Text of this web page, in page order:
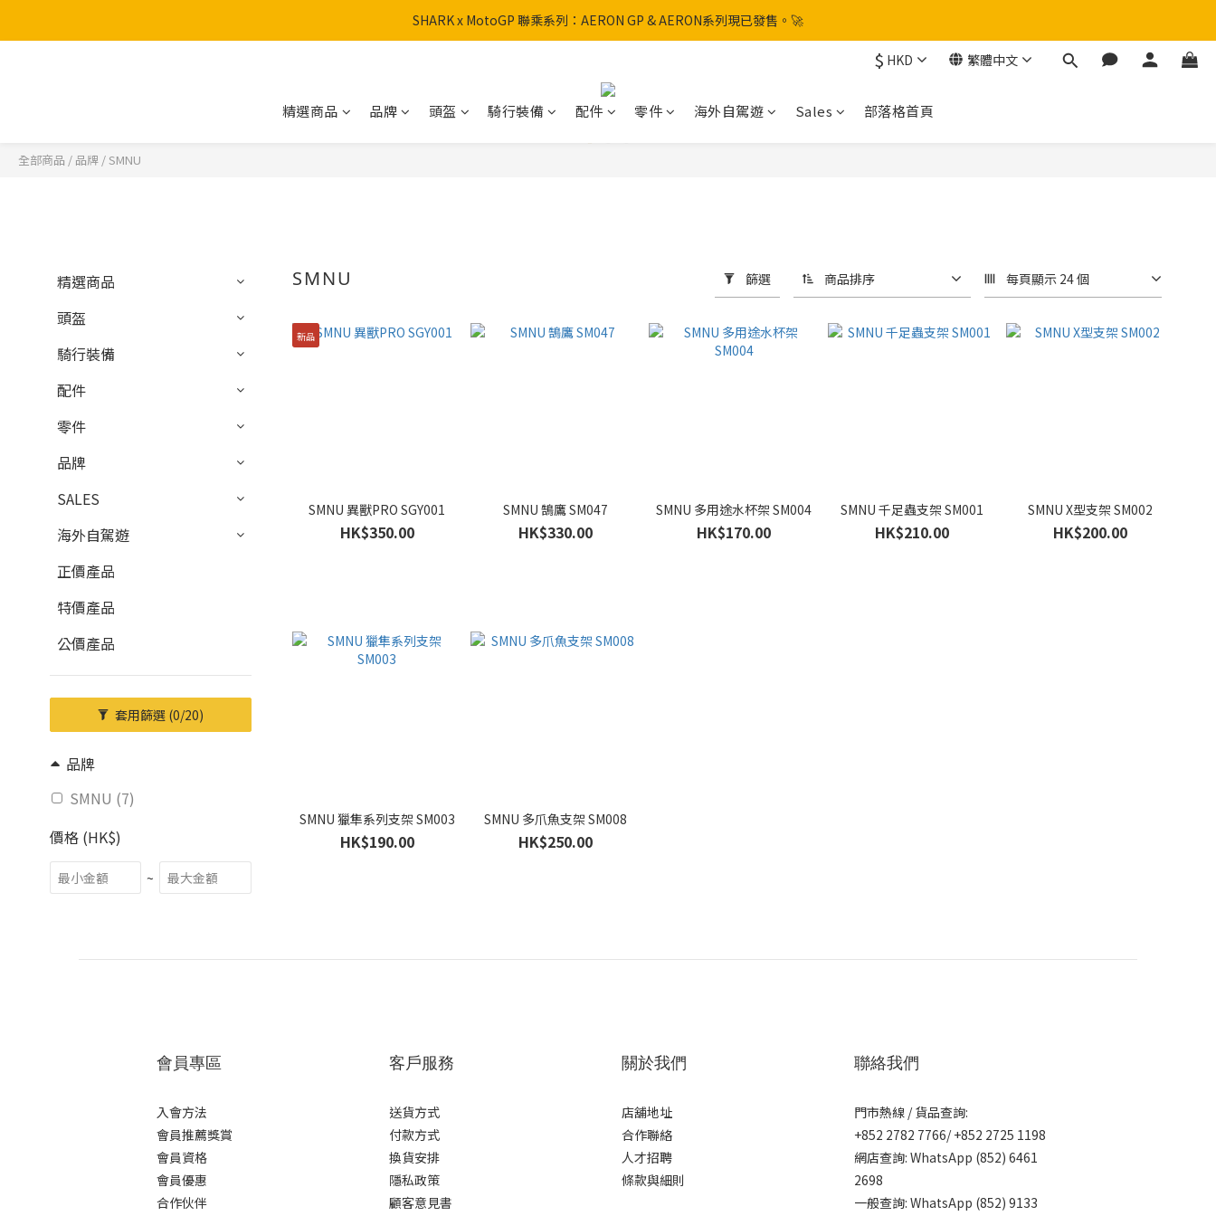
SHARK x MotoGP 聯乘系列：AERON GP & AERON系列現已發售。🚀
SHARK x MotoGP 聯乘系列：AERON GP & AERON系列現已發售。🚀
香港訂單滿HK$600免運費
SHARK x MotoGP 聯乘系列：AERON GP & AERON系列現已發售。🚀
$ HKD 繁體中文
精選商品 品牌 頭盔 騎行裝備 配件 零件 海外自駕遊 Sales 部落格首頁
全部商品 / 品牌 /SMNU
精選商品
頭盔
騎行裝備
配件
零件
品牌
SALES
海外自駕遊
正價產品
特價產品
公價產品
套用篩選 (0/20)
品牌
SMNU (7)
價格 (HK$)
~
SMNU 篩選 商品排序 每頁顯示 24 個
新品
SMNU 異獸PRO SGY001
HK$350.00
SMNU 鵠鷹 SM047
HK$330.00
SMNU 多用途水杯架 SM004
HK$170.00
SMNU 千足蟲支架 SM001
HK$210.00
SMNU X型支架 SM002
HK$200.00
SMNU 獵隼系列支架 SM003
HK$190.00
SMNU 多爪魚支架 SM008
HK$250.00
會員專區
入會方法
會員推薦獎賞
會員資格
會員優惠
合作伙伴
客戶服務
送貨方式
付款方式
換貨安排
隱私政策
顧客意見書
關於我們
店舖地址
合作聯絡
人才招聘
條款與細則
聯絡我們
門市熱線 / 貨品查詢:
+852 2782 7766/ +852 2725 1198
網店查詢: WhatsApp (852) 6461
2698
一般查詢: WhatsApp (852) 9133